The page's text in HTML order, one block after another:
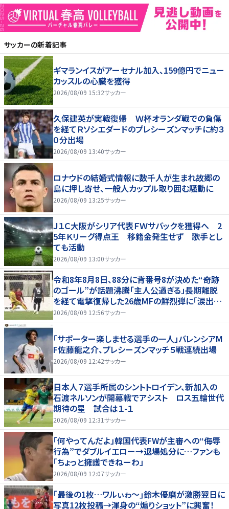
サッカーの新着記事
ギマランイスがアーセナル加入、159億円でニュー
カッスルの心臓を獲得
2026/08/09 15:32サッカー
久保建英が実戦復帰 Ｗ杯オランダ戦での負傷
を経てＲソシエダードのプレシーズンマッチに約３
０分出場
2026/08/09 13:40サッカー
ロナウドの結婚式情報に数千人が生まれ故郷の
島に押し寄せ、一般人カップル取り囲む騒動に
2026/08/09 13:25サッカー
Ｊ１Ｃ大阪がシリア代表ＦＷサバックを獲得へ 2
5年Ｋリーグ得点王 移籍金発生せず 歌手とし
ても活動
2026/08/09 13:00サッカー
令和8年8月8日、88分に背番号8が決めた“奇跡
のゴール”が話題沸騰「主人公過ぎる」長期離脱
を経て電撃復帰した26歳MFの鮮烈弾に「涙出て
きた」
2026/08/09 12:56サッカー
「サポーター楽しませる選手の一人」バレンシアM
F佐藤龍之介、プレシーズンマッチ５戦連続出場
2026/08/09 12:42サッカー
日本人７選手所属のシントトロイデン、新加入の
石渡ネルソンが開幕戦でアシスト ロス五輪世代
期待の星 試合は１-１
2026/08/09 12:31サッカー
「何やってんだよ」韓国代表FWが主審への“侮辱
行為”でダブルイエロー→退場処分に…ファンも
「ちょっと擁護できねーわ」
2026/08/09 12:07サッカー
｢最後の1枚…ワルぃゎ〜｣鈴木優磨が激勝翌日に
写真12枚投稿→渾身の“煽りショット”に興奮！